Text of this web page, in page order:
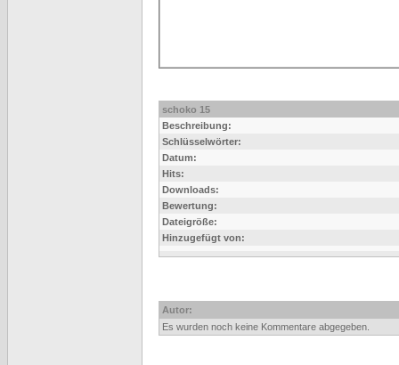
schoko 15
Beschreibung:
Schlüsselwörter:
Datum:
Hits:
Downloads:
Bewertung:
Dateigröße:
Hinzugefügt von:
Autor:
Es wurden noch keine Kommentare abgegeben.